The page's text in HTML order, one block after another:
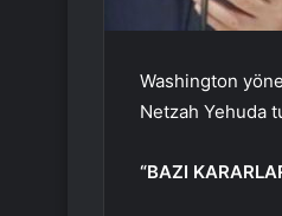
Washington
Netzah Yehuda
“BAZI